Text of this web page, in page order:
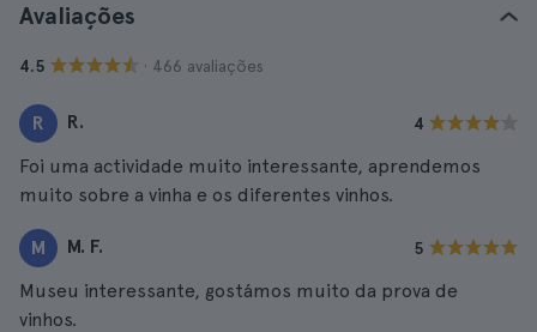
Avaliações
4.5 · 466 avaliações
R R. 4
Foi uma actividade muito interessante, aprendemos
muito sobre a vinha e os diferentes vinhos.
M M. F. 5
Museu interessante, gostámos muito da prova de
vinhos.